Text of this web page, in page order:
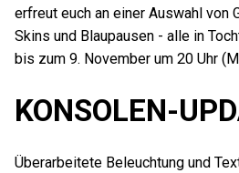
erfreut euch an einer Auswahl von
Skins und Blaupausen - alle in
bis zum 9. November um 20 Uhr
KONSOLEN-
Überarbeitete Beleuchtung und